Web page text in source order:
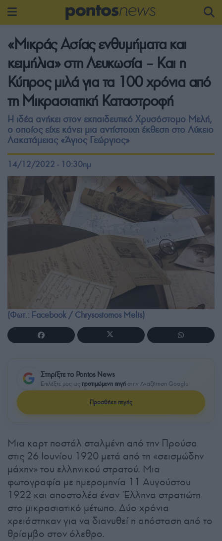
«Μικράς Ασίας ενθυμήματα και
κειμήλια» στη Λευκωσία – Και η
Κύπρος μιλά για τα 100 χρόνια από
τη Μικρασιατική Καταστροφή
Η ιδέα ανήκει στον εκπαιδευτικό Χρυσόστομο Μελή,
ο οποίος είχε κάνει μια αντίστοιχη έκθεση στο Λύκειο
Λακατάμειας «Άγιος Γεώργιος»
14/12/2022 - 10:30πμ
(Φωτ.: Facebook / Chrysostomos Melis)
Στηρίξτε το Pontos News
Επιλέξτε μας ως προτιμώμενη πηγή στην Αναζήτηση Google
Προσθήκη πηγής
Μια καρτ ποστάλ σταλμένη από την Προύσα
στις 26 Ιουνίου 1920 μετά από τη «σεισμώδην
μάχην» του ελληνικού στρατού. Μια
φωτογραφία με ημερομηνία 11 Αυγούστου
1922 και αποστολέα έναν Έλληνα στρατιώτη
στο μικρασιατικό μέτωπο. Δύο χρόνια
χρειάστηκαν για να διανυθεί η απόσταση από το
θρίαμβο στον όλεθρο.